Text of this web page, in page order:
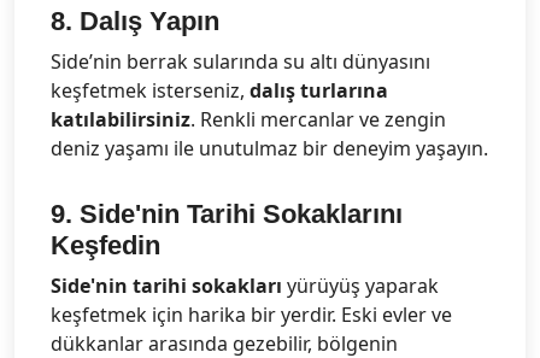
8. Dalış Yapın
Side’nin berrak sularında su altı dünyasını
keşfetmek isterseniz, dalış turlarına
katılabilirsiniz. Renkli mercanlar ve zengin
deniz yaşamı ile unutulmaz bir deneyim yaşayın.
9. Side'nin Tarihi Sokaklarını
Keşfedin
Side'nin tarihi sokakları yürüyüş yaparak
keşfetmek için harika bir yerdir. Eski evler ve
dükkanlar arasında gezebilir, bölgenin